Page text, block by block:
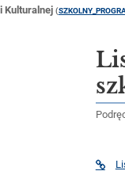
Kulturalnej (